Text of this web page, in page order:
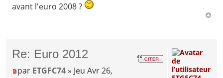
avant l'euro 2008 ?
Re: Euro 2012
par ETGFC74 » Jeu Avr 26,